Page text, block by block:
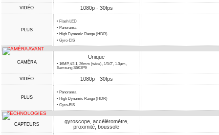
VIDÉO 1080p - 30fps
PLUS
• Flash LED
• Panorama
• High Dynamic Range (HDR)
• Gyro-EIS
CAMÉRA AVANT
CAMÉRA
Unique
• 16MP, f/2.1, 26mm (wide), 1/3.0", 1.0µm,
Samsung S5K3P9
VIDÉO 1080p - 30fps
PLUS
• Panorama
• High Dynamic Range (HDR)
• Gyro-EIS
TECHNOLOGIES
CAPTEURS
gyroscope, accéléromètre,
proximité, boussole